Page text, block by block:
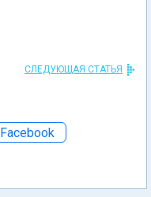
СЛЕДУЮЩАЯ СТАТЬЯ
Facebook